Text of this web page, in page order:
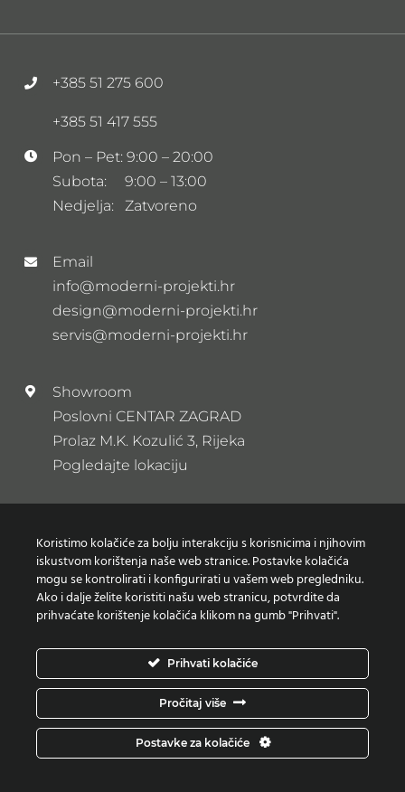
+385 51 275 600
+385 51 417 555
Pon – Pet: 9:00 – 20:00
Subota: 9:00 – 13:00
Nedjelja: Zatvoreno
Email
info@moderni-projekti.hr
design@moderni-projekti.hr
servis@moderni-projekti.hr
Showroom
Poslovni CENTAR ZAGRAD
Prolaz M.K. Kozulić 3, Rijeka
Pogledajte lokaciju
Prijavi se na naš newsletter
Izjava o korištenju Kolačića
Copyright © Moderni projekti | Design:Studio Web
Art
Koristimo kolačiće za bolju interakciju s korisnicima i njihovim
iskustvom korištenja naše web stranice. Postavke kolačića
mogu se kontrolirati i konfigurirati u vašem web pregledniku.
Ako i dalje želite koristiti našu web stranicu, potvrdite da
prihvaćate korištenje kolačića klikom na gumb "Prihvati".
Prihvati kolačiće
Pročitaj više
Postavke za kolačiće